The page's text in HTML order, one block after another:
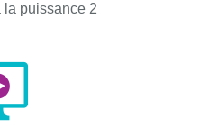
puissance 2